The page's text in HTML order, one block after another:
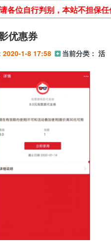
各位自行判别，本站不担保
优惠券
2020-1-8 17:58 当前分类： 活